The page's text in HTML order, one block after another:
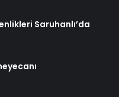
Saruhanlı’da